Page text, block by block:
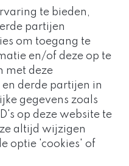
te bieden,
partijen
om toegang te
en/of deze op te
met deze
derde partijen in
gegevens zoals
op deze website te
altijd wijzigen
optie 'cookies' of
nu deel uit
.
vertrouwde